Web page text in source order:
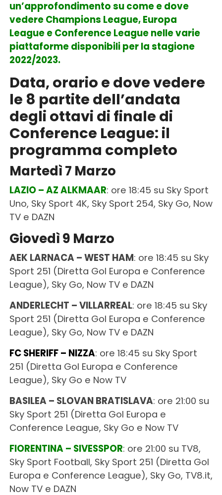
un’approfondimento su come e dove
vedere Champions League, Europa
League e Conference League nelle varie
piattaforme disponibili per la stagione
2022/2023.
Data, orario e dove vedere
le 8 partite dell’andata
degli ottavi di finale di
Conference League: il
programma completo
Martedì 7 Marzo
LAZIO – AZ ALKMAAR: ore 18:45 su Sky Sport
Uno, Sky Sport 4K, Sky Sport 254, Sky Go, Now
TV e DAZN
Giovedì 9 Marzo
AEK LARNACA – WEST HAM: ore 18:45 su Sky
Sport 251 (Diretta Gol Europa e Conference
League), Sky Go, Now TV e DAZN
ANDERLECHT – VILLARREAL: ore 18:45 su Sky
Sport 251 (Diretta Gol Europa e Conference
League), Sky Go, Now TV e DAZN
FC SHERIFF – NIZZA: ore 18:45 su Sky Sport
251 (Diretta Gol Europa e Conference
League), Sky Go e Now TV
BASILEA – SLOVAN BRATISLAVA: ore 21:00 su
Sky Sport 251 (Diretta Gol Europa e
Conference League, Sky Go e Now TV
FIORENTINA – SIVESSPOR: ore 21:00 su TV8,
Sky Sport Football, Sky Sport 251 (Diretta Gol
Europa e Conference League), Sky Go, TV8.it,
Now TV e DAZN